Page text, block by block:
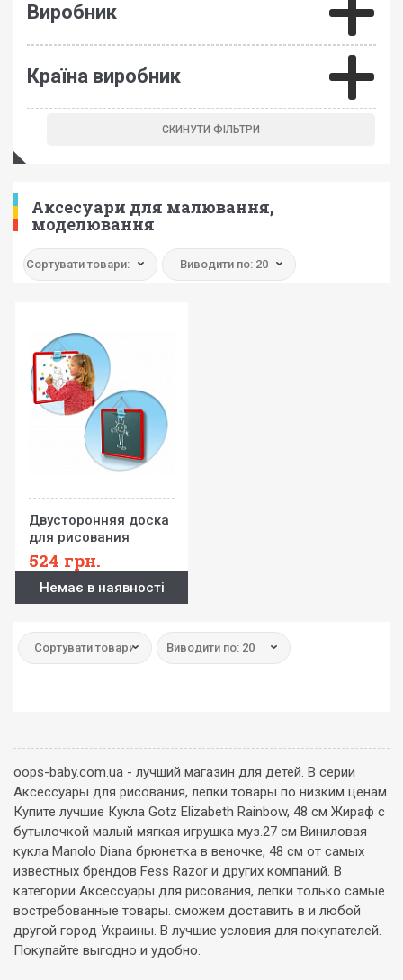
Виробник
Країна виробник
Аксесуари для малювання,
моделювання
Сортувати товари: Виводити по: 20
Двусторонняя доска
для рисования
Smoby
524 грн.
Немає в наявності
Сортувати товари: Виводити по: 20
oops-baby.com.ua - лучший магазин для детей. В серии
Аксессуары для рисования, лепки товары по низким ценам.
Купите лучшие Кукла Gotz Elizabeth Rainbow, 48 см Жираф с
бутылочкой малый мягкая игрушка муз.27 см Виниловая
кукла Manolo Diana брюнетка в веночке, 48 см от самых
известных брендов Fess Razor и других компаний. В
категории Аксессуары для рисования, лепки только самые
востребованные товары. сможем доставить в и любой
другой город Украины. В лучшие условия для покупателей.
Покупайте выгодно и удобно.